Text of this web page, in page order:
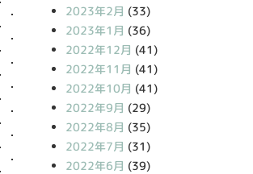
2023年2月 (33)
2023年1月 (36)
2022年12月 (41)
2022年11月 (41)
2022年10月 (41)
2022年9月 (29)
2022年8月 (35)
2022年7月 (31)
2022年6月 (39)